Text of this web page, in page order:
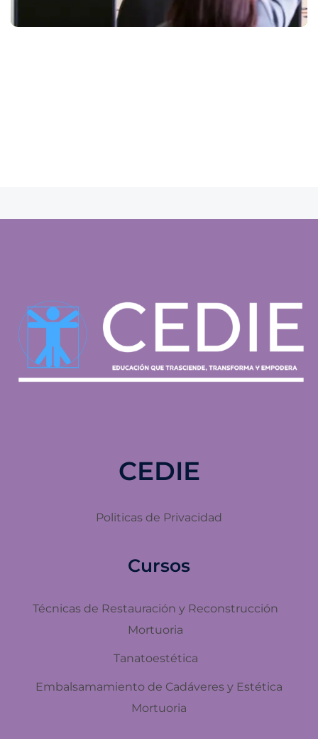
CEDIE
Politicas de Privacidad
Cursos
Técnicas de Restauración y Reconstrucción
Mortuoria
Tanatoestética
Embalsamamiento de Cadáveres y Estética
Mortuoria